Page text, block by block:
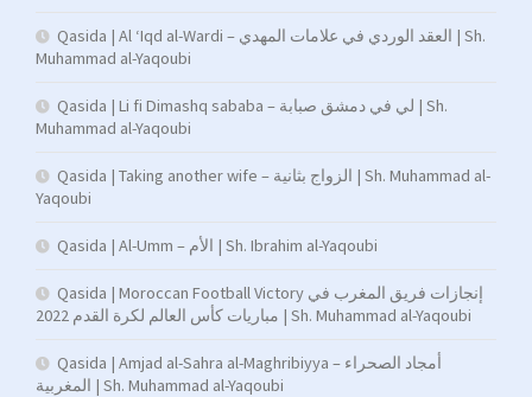
Qasida | Al ‘Iqd al-Wardi – العقد الوردي في علامات المهدي | Sh.
Muhammad al-Yaqoubi
Qasida | Li fi Dimashq sababa – لي في دمشق صبابة | Sh.
Muhammad al-Yaqoubi
Qasida | Taking another wife – الزواج بثانية | Sh. Muhammad al-
Yaqoubi
Qasida | Al-Umm – الأم | Sh. Ibrahim al-Yaqoubi
Qasida | Moroccan Football Victory إنجازات فريق المغرب في
مباريات كأس العالم لكرة القدم 2022 | Sh. Muhammad al-Yaqoubi
Qasida | Amjad al-Sahra al-Maghribiyya – أمجاد الصحراء
المغربية | Sh. Muhammad al-Yaqoubi